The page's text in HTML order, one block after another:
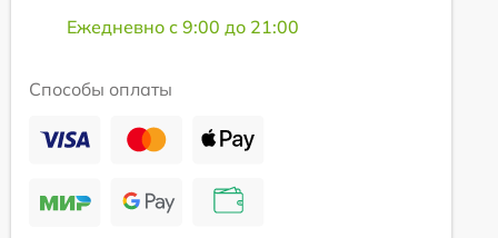
Ежедневно с 9:00 до 21:00
Способы оплаты